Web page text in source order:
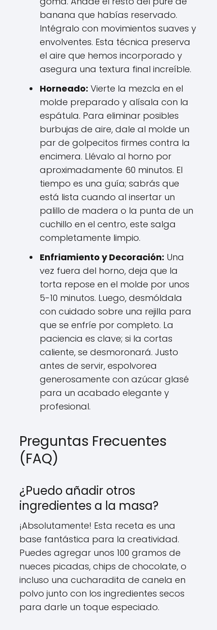
banana que habías reservado.
Intégralo con movimientos suaves y
envolventes. Esta técnica preserva
el aire que hemos incorporado y
asegura una textura final increíble.
Horneado: Vierte la mezcla en el
molde preparado y alísala con la
espátula. Para eliminar posibles
burbujas de aire, dale al molde un
par de golpecitos firmes contra la
encimera. Llévalo al horno por
aproximadamente 60 minutos. El
tiempo es una guía; sabrás que
está lista cuando al insertar un
palillo de madera o la punta de un
cuchillo en el centro, este salga
completamente limpio.
Enfriamiento y Decoración: Una
vez fuera del horno, deja que la
torta repose en el molde por unos
5-10 minutos. Luego, desmóldala
con cuidado sobre una rejilla para
que se enfríe por completo. La
paciencia es clave; si la cortas
caliente, se desmoronará. Justo
antes de servir, espolvorea
generosamente con azúcar glasé
para un acabado elegante y
profesional.
Preguntas Frecuentes
(FAQ)
¿Puedo añadir otros
ingredientes a la masa?
¡Absolutamente! Esta receta es una
base fantástica para la creatividad.
Puedes agregar unos 100 gramos de
nueces picadas, chips de chocolate, o
incluso una cucharadita de canela en
polvo junto con los ingredientes secos
para darle un toque especiado.